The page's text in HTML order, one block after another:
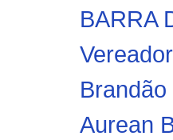
BARRA
Aurean